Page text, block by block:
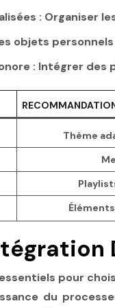
: Organiser
objets
: Intégrer des
Thème
pour
du